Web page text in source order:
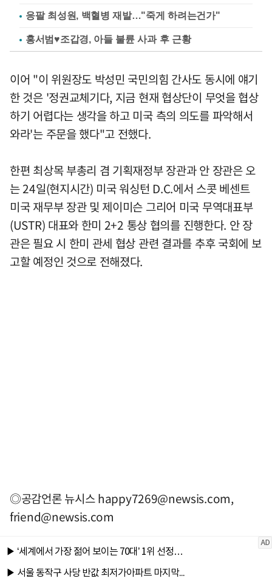
응팔 최성원, 백혈병 재발…"죽게 하려는건가"
홍서범♥조갑경, 아들 불륜 사과 후 근황
이어 "이 위원장도 박성민 국민의힘 간사도 동시에 얘기
한 것은 '정권교체기다, 지금 현재 협상단이 무엇을 협상
하기 어렵다는 생각을 하고 미국 측의 의도를 파악해서
와라'는 주문을 했다"고 전했다.
한편 최상목 부총리 겸 기획재정부 장관과 안 장관은 오
는 24일(현지시간) 미국 워싱턴 D.C.에서 스콧 베센트
미국 재무부 장관 및 제이미슨 그리어 미국 무역대표부
(USTR) 대표와 한미 2+2 통상 협의를 진행한다. 안 장
관은 필요 시 한미 관세 협상 관련 결과를 추후 국회에 보
고할 예정인 것으로 전해졌다.
◎공감언론 뉴시스happy7269@newsis.com,
friend@newsis.com